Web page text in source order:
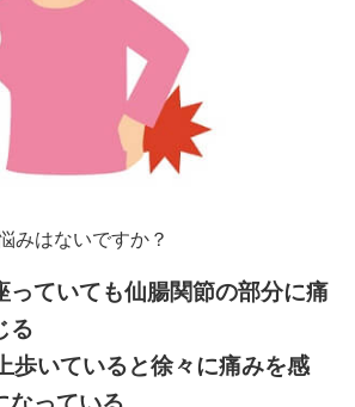
みはないですか？
っていても仙腸関節の部分に痛
る
歩いていると徐々に痛みを感